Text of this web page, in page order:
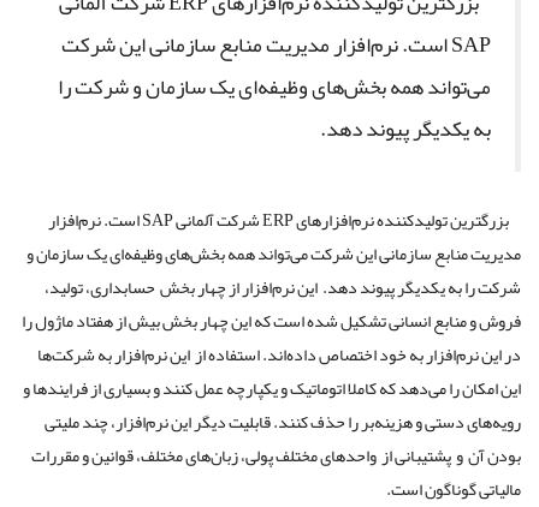
SAP است. نرم‌افزار مدیریت منابع سازمانی این شرکت
می‌تواند همه بخش‌های وظیفه‌ای یک سازمان و شرکت را
به یکدیگر پیوند دهد.
بزرگترین تولیدکننده نرم‌افزارهای ERP شرکت آلمانی SAP است. نرم‌افزار
مدیریت منابع سازمانی این شرکت می‌تواند همه بخش‌های وظیفه‌ای یک سازمان و
شرکت را به یکدیگر پیوند دهد. این نرم‌افزار از چهار بخش حسابداری، تولید،
فروش و منابع انسانی تشکیل شده است که این چهار بخش بیش از هفتاد ماژول را
در این نرم‌افزار به خود اختصاص داده‌اند. استفاده از این نرم‌افزار به شرکت‌ها
این امکان را می‌دهد که کاملا اتوماتیک و یکپارچه عمل کنند و بسیاری از فرایندها و
رویه‌های دستی و هزینه‌بر را حذف کنند. قابلیت دیگر این نرم‌افزار، چند ملیتی
بودن آن و پشتیبانی از واحدهای مختلف پولی، زبان‌های مختلف، قوانین و مقررات
مالیاتی گوناگون است.